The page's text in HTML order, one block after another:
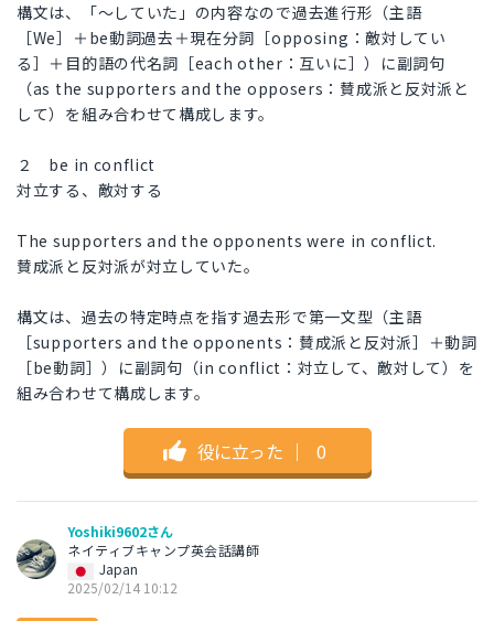
構文は、「～していた」の内容なので過去進行形（主語
［We］＋be動詞過去＋現在分詞［opposing：敵対してい
る］＋目的語の代名詞［each other：互いに］）に副詞句
（as the supporters and the opposers：賛成派と反対派と
して）を組み合わせて構成します。
２ be in conflict
対立する、敵対する
The supporters and the opponents were in conflict.
賛成派と反対派が対立していた。
構文は、過去の特定時点を指す過去形で第一文型（主語
［supporters and the opponents：賛成派と反対派］＋動詞
［be動詞］）に副詞句（in conflict：対立して、敵対して）を
組み合わせて構成します。
役に立った ｜ 0
Yoshiki9602さん
ネイティブキャンプ英会話講師
Japan
2025/02/14 10:12